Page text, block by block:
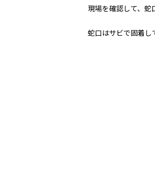
現場を確認して、蛇
蛇口はサビで固着し